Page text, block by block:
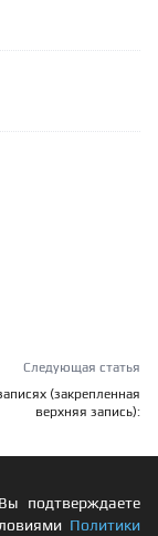
Следующая статья
(закрепленная
верхняя запись):
подтверждаете
Политики